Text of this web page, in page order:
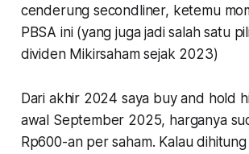
cenderung secondliner, ketemu
PBSA ini (yang juga jadi salah satu
dividen Mikirsaham sejak 2023)
Dari akhir 2024 saya buy and hold
awal September 2025, harganya
Rp600-an per saham. Kalau dihitung